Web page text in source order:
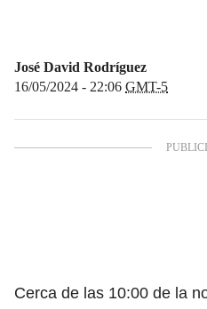
José David Rodríguez
16/05/2024 - 22:06 GMT-5
Cerca de las 10:00 de la